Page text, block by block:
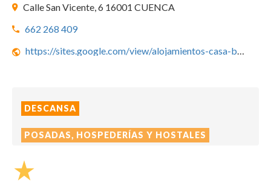
Calle San Vicente, 6 16001 CUENCA
662 268 409
https://sites.google.com/view/alojamientos-casa-botes/
DESCANSA
POSADAS, HOSPEDERÍAS Y HOSTALES
star_rate